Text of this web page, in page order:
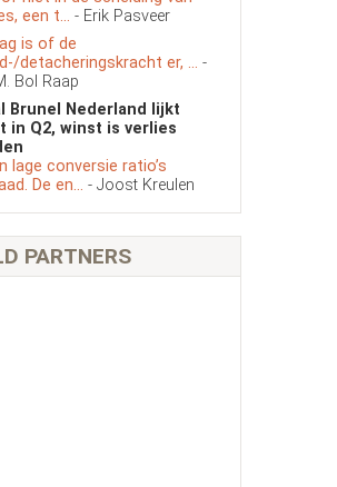
een t... - Erik Pasveer
is of de
detacheringskracht er, ... -
Bol Raap
Brunel Nederland lijkt
in Q2, winst is verlies
lage conversie ratio’s
De en... - Joost Kreulen
PARTNERS